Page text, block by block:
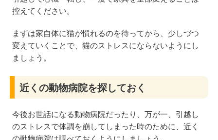
控えてください。
まずは家自体に猫が慣れるのを待ってから、少しづつ
変えていくことで、猫のストレスにならないようにし
ましょう。
近くの動物病院を探しておく
今後お世話になる動物病院だったり、万が一、引越し
のストレスで体調を崩してしまった時のために、近く